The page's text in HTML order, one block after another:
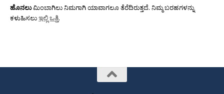
ಹೊನಲುಮಿಂಬಾಗಿಲು ನಿಮಗಾಗಿ ಯಾವಾಗಲೂ ತೆರೆದಿರುತ್ತದೆ. ನಿಮ್ಮ ಬರಹಗಳನ್ನು
ಕಳುಹಿಸಲುಇಲ್ಲಿ ಒತ್ತಿ.